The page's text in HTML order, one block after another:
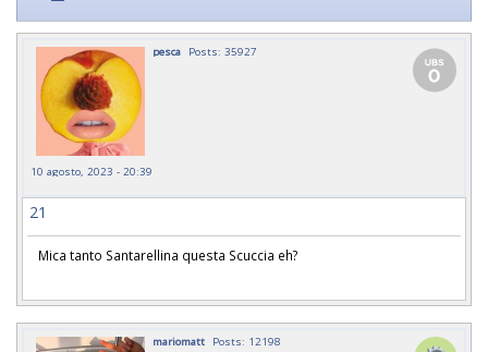
pesca Posts: 35927
10 agosto, 2023 - 20:39
21
Mica tanto Santarellina questa Scuccia eh?
mariomatt Posts: 12198